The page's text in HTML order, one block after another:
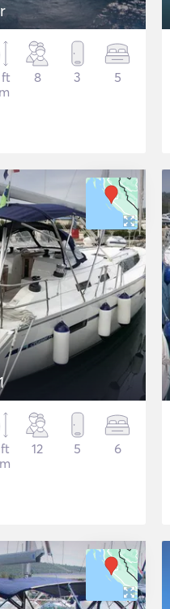
ft
8 3 5
ft
12 5 6